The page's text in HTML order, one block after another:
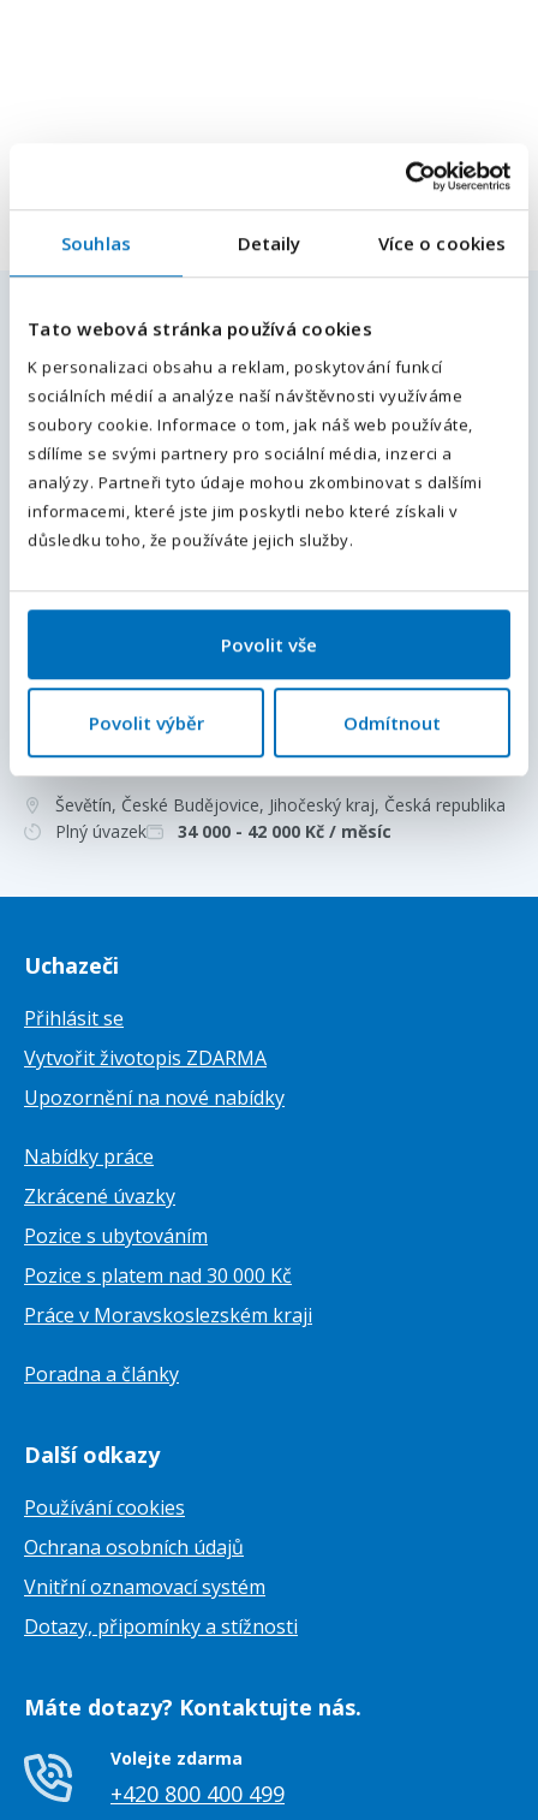
Souhlas Detaily Více o cookies
Tato webová stránka používá cookies
K personalizaci obsahu a reklam, poskytování funkcí
sociálních médií a analýze naší návštěvnosti využíváme
soubory cookie. Informace o tom, jak náš web používáte,
sdílíme se svými partnery pro sociální média, inzerci a
analýzy. Partneři tyto údaje mohou zkombinovat s dalšími
informacemi, které jste jim poskytli nebo které získali v
důsledku toho, že používáte jejich služby.
Povolit vše
Povolit výběr Odmítnout
Podobné pracovní nabídky
Skladník s VZV🔥1 SMĚNA🔥NÁBOROVÝ
PŘÍSPĚVEK 20 000 Kč m/ž
České Budějovice, Jihočeský kraj , Česká republika
Plný úvazek
28 000 Kč / měsíc
PŘÍSPĚVEK 20 000 Kč m/ž
České Budějovice, Jihočeský kraj, Česká republika
DĚLNÍCI DO VÝROBY🔥NÁSTUP DO
KMENE🔥NÁBOROVÝ PŘÍSPĚVEK 20 00
Ševětín, České Budějovice, Jihočeský kraj, Česká republika
Plný úvazek
34 000 - 42 000 Kč / měsíc
E-mailová adresa
Váš telefon*
Předvolba
Odesláním souhlasíte sezpracováním osobních údajů.
Odeslat
Uchazeči
Přihlásit se
Vytvořit životopis ZDARMA
Upozornění na nové nabídky
Nabídky práce
Zkrácené úvazky
Pozice s ubytováním
Pozice s platem nad 30 000 Kč
Práce v Moravskoslezském kraji
Poradna a články
Další odkazy
Používání cookies
Ochrana osobních údajů
Vnitřní oznamovací systém
Dotazy, připomínky a stížnosti
Máte dotazy? Kontaktujte nás.
Volejte zdarma
+420 800 400 499